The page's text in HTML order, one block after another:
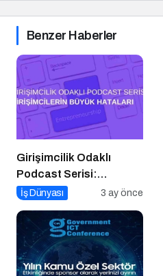
Benzer Haberler
Girişimcilik Odaklı
Podcast Serisi:
Girişimcilerin Büyük
İş Dünyası 3 ay önce